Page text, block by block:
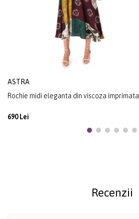
ASTRA
Rochie midi eleganta din viscoza imprimata
690 Lei
Recenzii